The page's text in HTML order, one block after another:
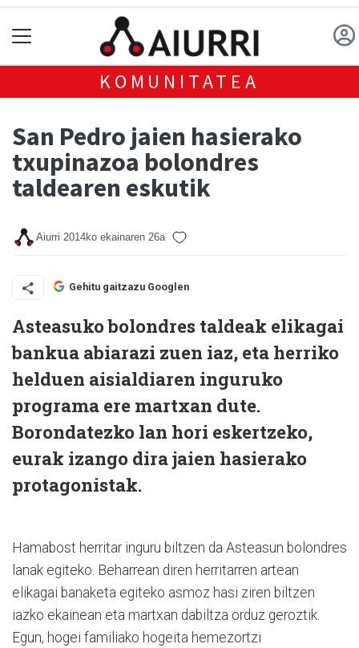
KOMUNITATEA
San Pedro jaien hasierako
txupinazoa bolondres
taldearen eskutik
Aiurri 2014ko ekainaren 26a
Gehitu gaitzazu Googlen
Asteasuko bolondres taldeak elikagai
bankua abiarazi zuen iaz, eta herriko
helduen aisialdiaren inguruko
programa ere martxan dute.
Borondatezko lan hori eskertzeko,
eurak izango dira jaien hasierako
protagonistak.
Hamabost herritar inguru biltzen da Asteasun bolondres
lanak egiteko. Beharrean diren herritarren artean
elikagai banaketa egiteko asmoz hasi ziren biltzen
iazko ekainean eta martxan dabiltza orduz geroztik.
Egun, hogei familiako hogeita hemezortzi